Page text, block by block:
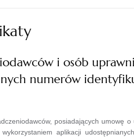
i osób
numerów
posiadających
aplikacji